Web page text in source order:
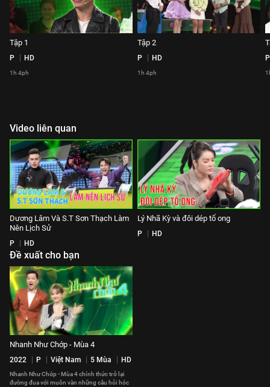
Tập 1
P HD
1h 4ph
Tập 2
P HD
1h 4ph
P
Video liên quan
Dương Lâm Và S.T Sơn Thạch Làm
Nên Lịch Sử
P HD
Lý Nhã Kỳ và đôi dép tổ ong
P HD
Đề xuất cho bạn
Nhanh Như Chớp - Mùa 4
2022 P Việt Nam 5 Mùa HD
Nhanh Như Chớp - Mùa 4 chính thức trở lại
đường đua với muôn vàn những câu hỏi hóc